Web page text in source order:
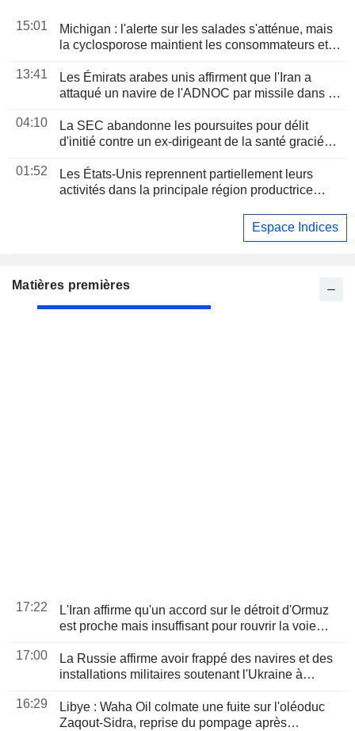
15:01
Michigan : l'alerte sur les salades s'atténue, mais
la cyclosporose maintient les consommateurs et
13:41
Les Émirats arabes unis affirment que l'Iran a
attaqué un navire de l'ADNOC par missile dans le
04:10
La SEC abandonne les poursuites pour délit
d'initié contre un ex-dirigeant de la santé gracié
01:52
Les États-Unis reprennent partiellement leurs
activités dans la principale région productrice
Espace Indices
Matières premières
17:22
L'Iran affirme qu'un accord sur le détroit d'Ormuz
est proche mais insuffisant pour rouvrir la voie
17:00
La Russie affirme avoir frappé des navires et des
installations militaires soutenant l'Ukraine à
16:29
Libye : Waha Oil colmate une fuite sur l'oléoduc
Zaqout-Sidra, reprise du pompage après